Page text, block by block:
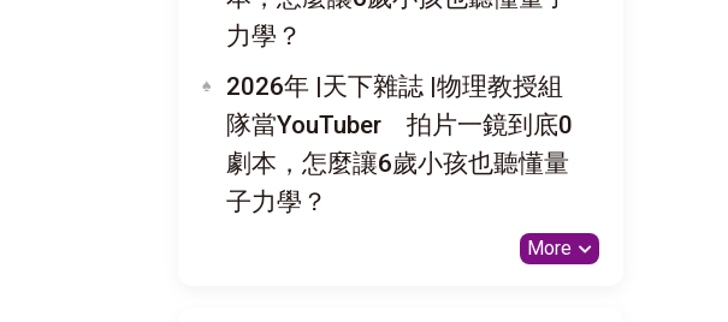
力學？
2026年 |天下雜誌 |物理教授組
隊當YouTuber 拍片一鏡到底0
劇本，怎麼讓6歲小孩也聽懂量
子力學？
More